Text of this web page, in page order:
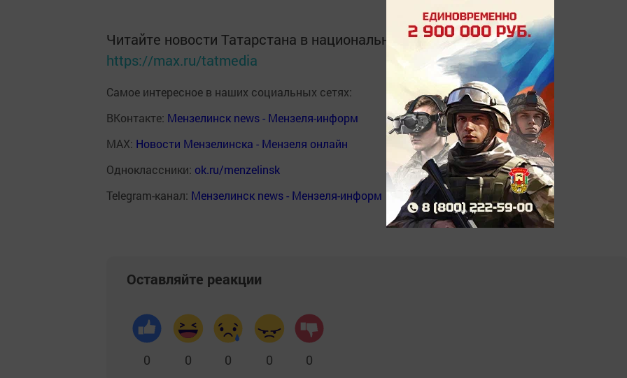
Читайте новости Татарстана в национальном мессенджере MАХ:
https://max.ru/tatmedia
Самое интересное в наших социальных сетях:
ВКонтакте: Мензелинск news - Мензеля-информ
MAX: Новости Мензелинска - Мензеля онлайн
Одноклассники: ok.ru/menzelinsk
Telegram-канал: Мензелинск news - Мензеля-информ
Оставляйте реакции
0 0 0 0 0